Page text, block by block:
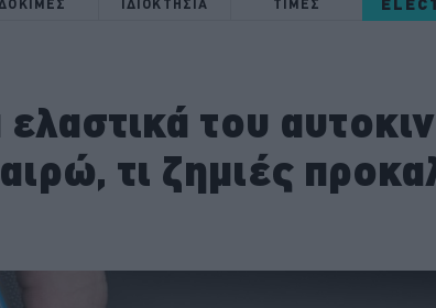
ΔΟΚΙΜΕΣ ΙΔΙΟΚΤΗΣΙΑ ΤΙΜΕΣ
του
τι ζημιές